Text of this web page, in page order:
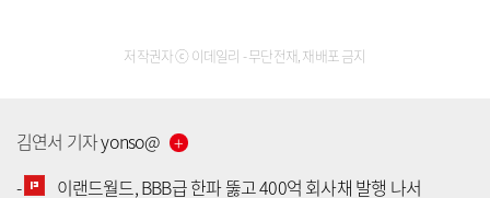
저작권자 ⓒ 이데일리 - 무단전재, 재배포 금지
김연서 기자yonso@
-
이랜드월드, BBB급 한파 뚫고 400억 회사채 발행 나서